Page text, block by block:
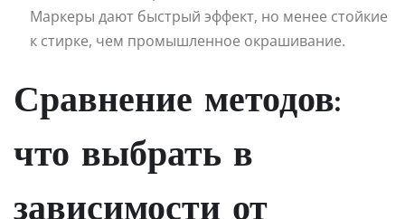
Маркеры дают быстрый эффект, но менее стойкие
к стирке, чем промышленное окрашивание.
Сравнение методов:
что выбрать в
зависимости от